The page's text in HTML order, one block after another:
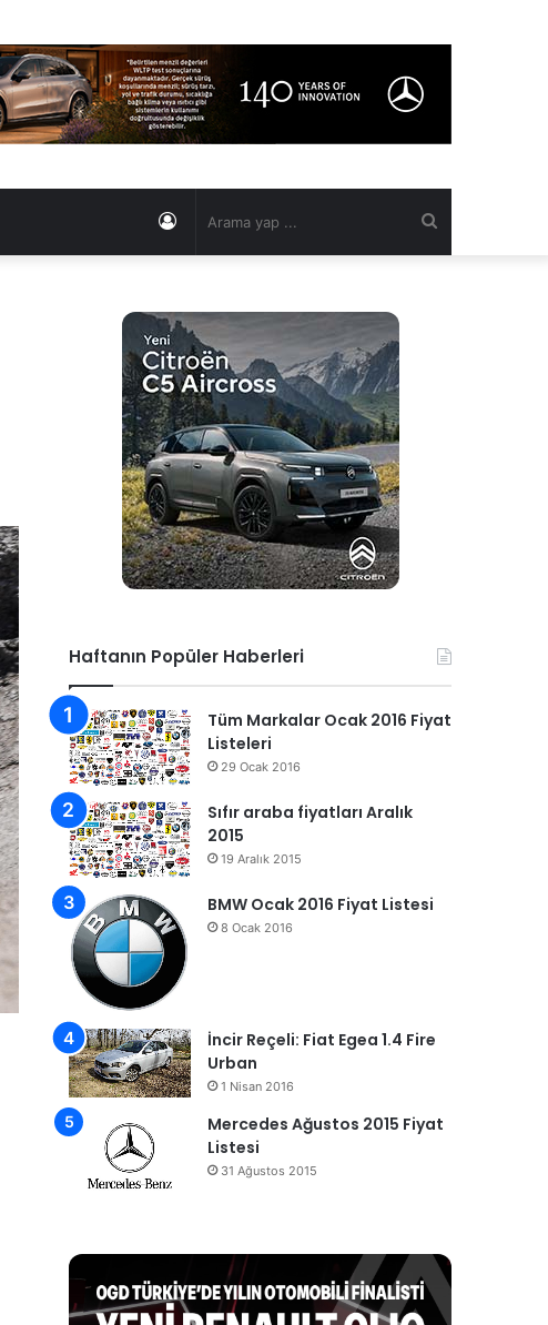
Kayıt
Haftanın Popüler Haberleri
Tüm Markalar Ocak 2016 Fiyat
Listeleri
29 Ocak 2016
Sıfır araba fiyatları Aralık
2015
19 Aralık 2015
BMW Ocak 2016 Fiyat Listesi
8 Ocak 2016
İncir Reçeli: Fiat Egea 1.4 Fire
Urban
1 Nisan 2016
Mercedes Ağustos 2015 Fiyat
Listesi
31 Ağustos 2015